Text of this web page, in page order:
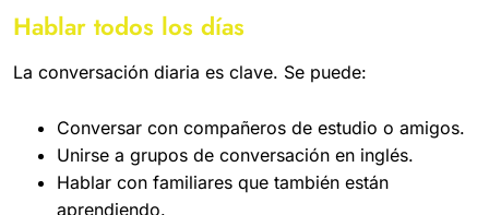
Hablar todos los días
La conversación diaria es clave. Se puede:
Conversar con compañeros de estudio o amigos.
Unirse a grupos de conversación en inglés.
Hablar con familiares que también están
aprendiendo.